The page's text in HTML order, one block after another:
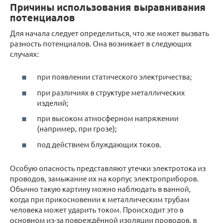
Причины использования выравнивания
потенциалов
Для начала следует определиться, что же может вызвать
разность потенциалов. Она возникает в следующих
случаях:
при появлении статического электричества;
при различиях в структуре металлических
изделий;
при высоком атмосферном напряжении
(например, при грозе);
под действием блуждающих токов.
Особую опасность представляют утечки электротока из
проводов, замыкание их на корпус электроприборов.
Обычно такую картину можно наблюдать в ванной,
когда при прикосновении к металлическим трубам
человека может ударить током. Происходит это в
основном из-за повреждённой изоляции проводов, в